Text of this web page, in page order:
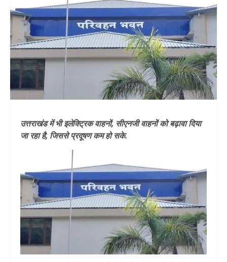
उत्तराखंड में भी इलेक्ट्रिक वाहनों, सीएनजी वाहनों को बढ़ावा दिया
जा रहा है, जिससे प्रदूषण कम हो सके.